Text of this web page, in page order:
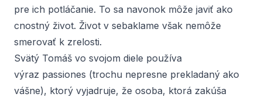
pre ich potláčanie. To sa navonok môže javiť ako
cnostný život. Život v sebaklame však nemôže
smerovať k zrelosti.
Svätý Tomáš vo svojom diele používa
výraz passiones (trochu nepresne prekladaný ako
vášne), ktorý vyjadruje, že osoba, ktorá zakúša